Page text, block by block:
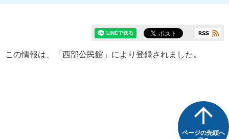
この情報は、「 西部公民館 」により登録されました。
ページの先頭へ